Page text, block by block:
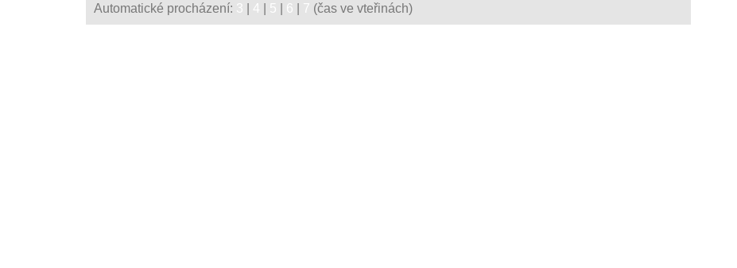
Automatické procházení: 3 4 5 6 7 (čas ve vteřinách)